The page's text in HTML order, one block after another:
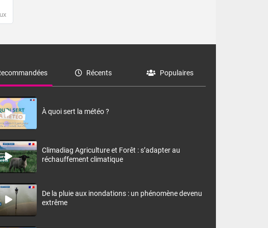
Récents Populaires
À quoi sert la météo ?
Climadiag Agriculture et Forêt : s’adapter au
réchauffement climatique
De la pluie aux inondations : un phénomène devenu
extrême